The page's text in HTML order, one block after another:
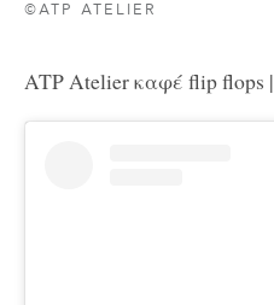
©ATP ATELIER
ATP Atelier καφέ flip flops |